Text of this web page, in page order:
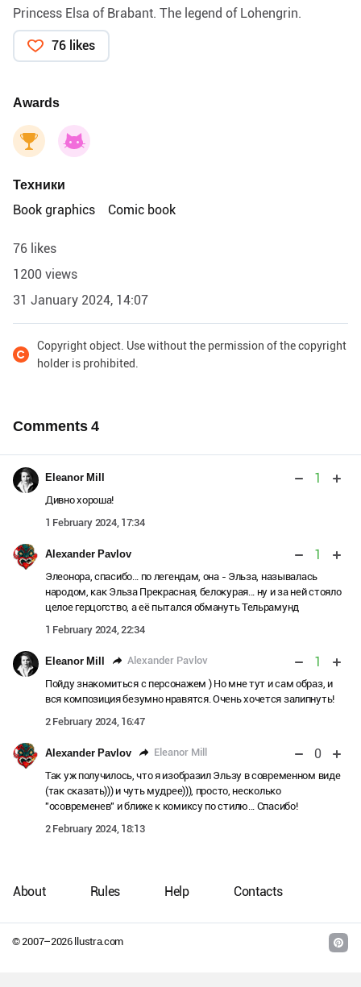
Princess Elsa of Brabant. The legend of Lohengrin.
76 likes
Awards
Техники
Book graphics
Comic book
76 likes
1200 views
31 January 2024, 14:07
Copyright object. Use without the permission of the copyright
holder is prohibited.
Comments4
Eleanor Mill 1
Дивно хороша!
1 February 2024, 17:34
Alexander Pavlov 1
Элеонора, спасибо... по легендам, она - Эльза, называлась
народом, как Эльза Прекрасная, белокурая... ну и за ней стояло
целое герцогство, а её пытался обмануть Тельрамунд
1 February 2024, 22:34
Eleanor Mill Alexander Pavlov 1
Пойду знакомиться с персонажем ) Но мне тут и сам образ, и
вся композиция безумно нравятся. Очень хочется залипнуть!
2 February 2024, 16:47
Alexander Pavlov Eleanor Mill 0
Так уж получилось, что я изобразил Эльзу в современном виде
(так сказать))) и чуть мудрее))), просто, несколько
"осовременев" и ближе к комиксу по стилю... Спасибо!
2 February 2024, 18:13
© 2007–2026llustra.com
About Rules Help Contacts